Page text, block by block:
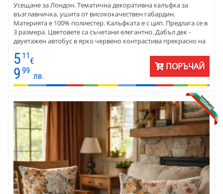
Усещане за Лондон. Тематична декоративна калъфка за
възглавничка, ушита от висококачествен габардин.
Материята е 100% полиестер. Калъфката е с цип. Предлага се в
3 размера. Цветовете са съчетани елегантно. Дабъл дек -
двуетажен автобус в ярко червено контрастива прекрасно на
5 11
€
9 99
лв.
ПОРЪЧАЙ